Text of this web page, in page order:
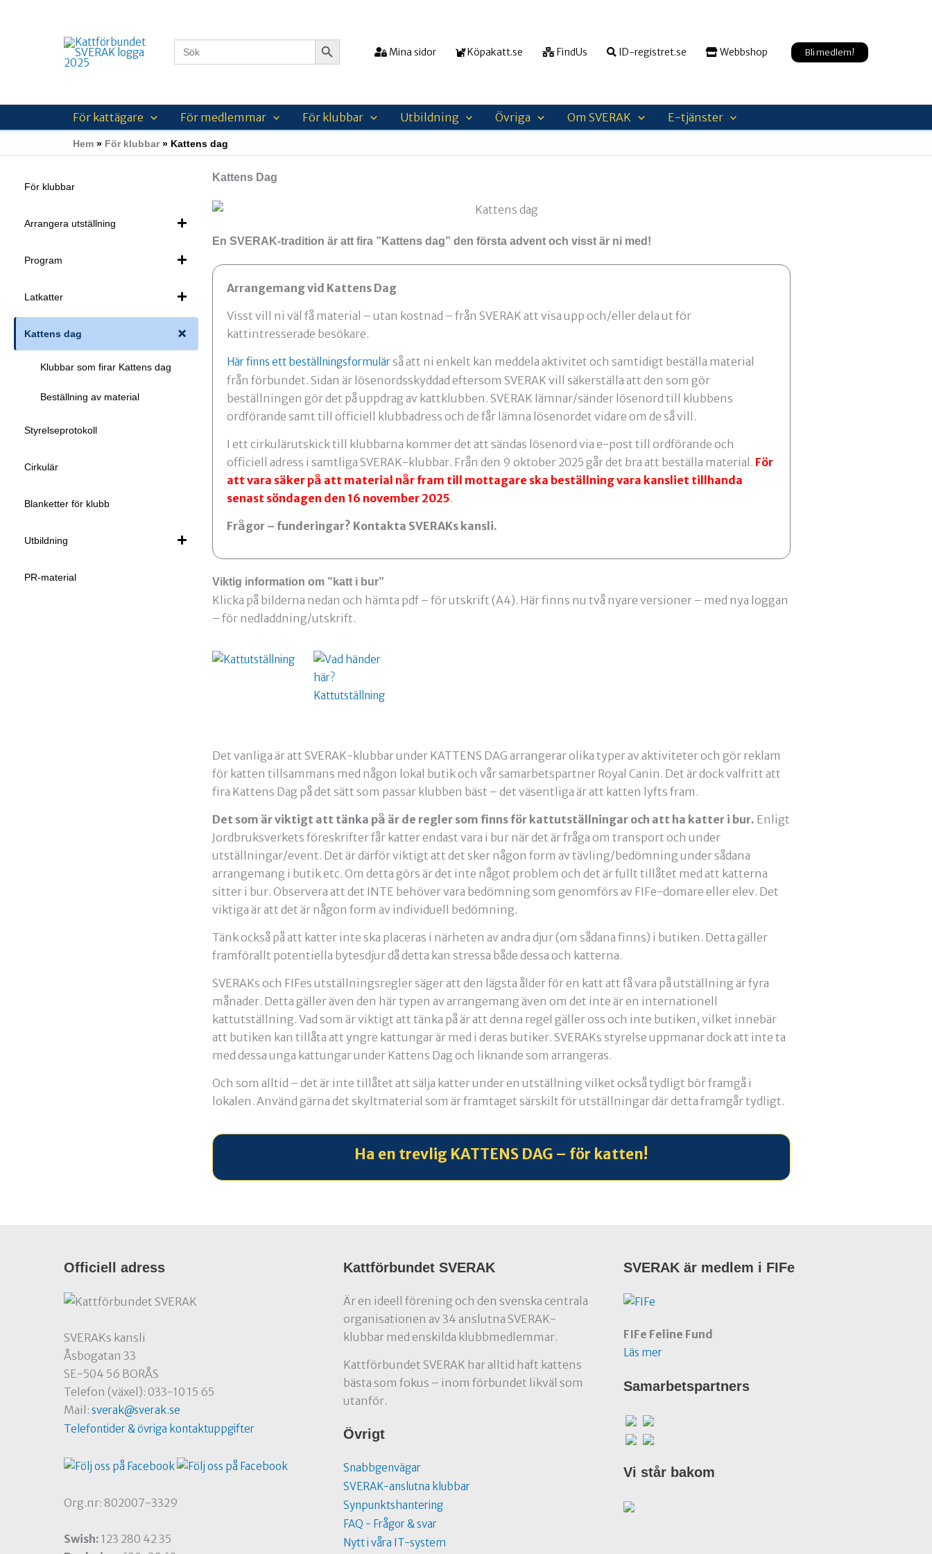
Sök
efter:
Sökknapp
Mina sidor
Köpakatt.se FindUs ID-registret.se Webbshop Bli medlem!
För kattägare För medlemmar För klubbar Utbildning Övriga Om SVERAK E-tjänster
Hem För klubbar Kattens dag
För klubbar
Arrangera utställning
Program
Latkatter
Kattens dag
Klubbar som firar Kattens dag
Beställning av material
Styrelseprotokoll
Cirkulär
Blanketter för klubb
Utbildning
PR-material
Kattens Dag
En SVERAK-tradition är att fira ”Kattens dag” den första advent och visst är ni med!
Arrangemang vid Kattens Dag
Visst vill ni väl få material – utan kostnad – från SVERAK att visa upp och/eller dela ut för
kattintresserade besökare.
Här finns ett beställningsformulärså att ni enkelt kan meddela aktivitet och samtidigt beställa material
från förbundet. Sidan är lösenordsskyddad eftersom SVERAK vill säkerställa att den som gör
beställningen gör det på uppdrag av kattklubben. SVERAK lämnar/sänder lösenord till klubbens
ordförande samt till officiell klubbadress och de får lämna lösenordet vidare om de så vill.
I ett cirkulärutskick till klubbarna kommer det att sändas lösenord via e-post till ordförande och
officiell adress i samtliga SVERAK-klubbar. Från den 9 oktober 2025 går det bra att beställa material. För
att vara säker på att material når fram till mottagare ska beställning vara kansliet tillhanda
senast söndagen den 16 november 2025.
Frågor – funderingar? Kontakta SVERAKs kansli.
Viktig information om ”katt i bur”
Klicka på bilderna nedan och hämta pdf – för utskrift (A4). Här finns nu två nyare versioner – med nya loggan
– för nedladdning/utskrift.
Det vanliga är att SVERAK-klubbar under KATTENS DAG arrangerar olika typer av aktiviteter och gör reklam
för katten tillsammans med någon lokal butik och vår samarbetspartner Royal Canin. Det är dock valfritt att
fira Kattens Dag på det sätt som passar klubben bäst – det väsentliga är att katten lyfts fram.
Det som är viktigt att tänka på är de regler som finns för kattutställningar och att ha katter i bur. Enligt
Jordbruksverkets föreskrifter får katter endast vara i bur när det är fråga om transport och under
utställningar/event. Det är därför viktigt att det sker någon form av tävling/bedömning under sådana
arrangemang i butik etc. Om detta görs är det inte något problem och det är fullt tillåtet med att katterna
sitter i bur. Observera att det INTE behöver vara bedömning som genomförs av FIFe-domare eller elev. Det
viktiga är att det är någon form av individuell bedömning.
Tänk också på att katter inte ska placeras i närheten av andra djur (om sådana finns) i butiken. Detta gäller
framförallt potentiella bytesdjur då detta kan stressa både dessa och katterna.
SVERAKs och FIFes utställningsregler säger att den lägsta ålder för en katt att få vara på utställning är fyra
månader. Detta gäller även den här typen av arrangemang även om det inte är en internationell
kattutställning. Vad som är viktigt att tänka på är att denna regel gäller oss och inte butiken, vilket innebär
att butiken kan tillåta att yngre kattungar är med i deras butiker. SVERAKs styrelse uppmanar dock att inte ta
med dessa unga kattungar under Kattens Dag och liknande som arrangeras.
Och som alltid – det är inte tillåtet att sälja katter under en utställning vilket också tydligt bör framgå i
lokalen. Använd gärna det skyltmaterial som är framtaget särskilt för utställningar där detta framgår tydligt.
Ha en trevlig KATTENS DAG – för katten!
Officiell adress
SVERAKs kansli
Åsbogatan 33
SE-504 56 BORÅS
Telefon (växel): 033-10 15 65
Mail: sverak@sverak.se
Telefontider & övriga kontaktuppgifter
Org.nr: 802007-3329
Swish: 123 280 42 35
Kattförbundet SVERAK
Är en ideell förening och den svenska centrala
organisationen av 34 anslutna SVERAK-
klubbar med enskilda klubbmedlemmar.
Kattförbundet SVERAK har alltid haft kattens
bästa som fokus – inom förbundet likväl som
utanför.
Övrigt
Snabbgenvägar
SVERAK-anslutna klubbar
Synpunktshantering
FAQ - Frågor & svar
Nytt i våra IT-system
SVERAK är medlem i FIFe
FIFe Feline Fund
Läs mer
Samarbetspartners
Vi står bakom